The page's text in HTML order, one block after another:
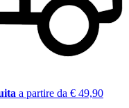
a partire da € 49,90